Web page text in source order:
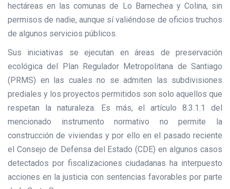
hectáreas en las comunas de Lo Barnechea y Colina, sin
permisos de nadie, aunque sí valiéndose de oficios truchos
de algunos servicios públicos.
Sus iniciativas se ejecutan en áreas de preservación
ecológica del Plan Regulador Metropolitana de Santiago
(PRMS) en las cuales no se admiten las subdivisiones
prediales y los proyectos permitidos son solo aquellos que
respetan la naturaleza. Es más, el artículo 8.3.1.1 del
mencionado instrumento normativo no permite la
construcción de viviendas y por ello en el pasado reciente
el Consejo de Defensa del Estado (CDE) en algunos casos
detectados por fiscalizaciones ciudadanas ha interpuesto
acciones en la justicia con sentencias favorables por parte